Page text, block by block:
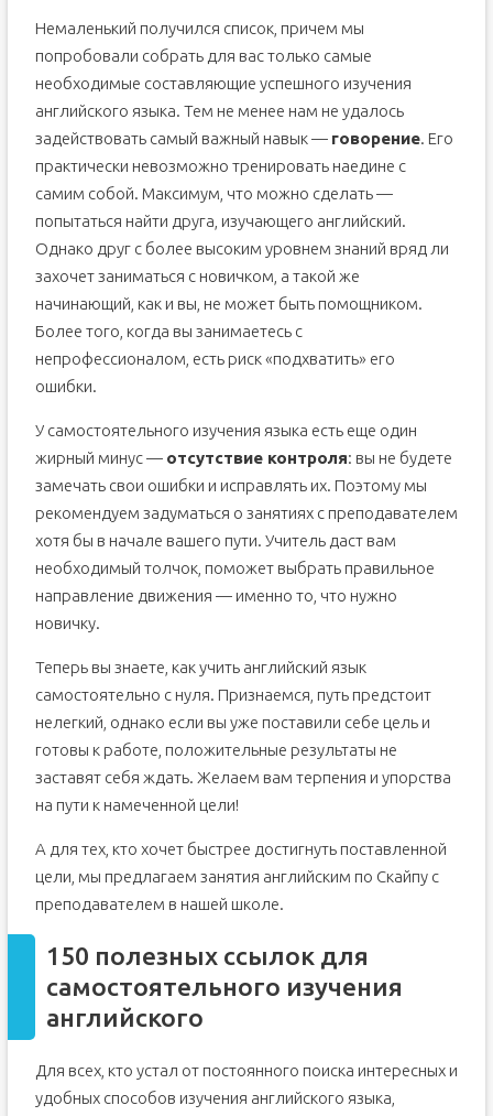
Немаленький получился список, причем мы
попробовали собрать для вас только самые
необходимые составляющие успешного изучения
английского языка. Тем не менее нам не удалось
задействовать самый важный навык — говорение. Его
практически невозможно тренировать наедине с
самим собой. Максимум, что можно сделать —
попытаться найти друга, изучающего английский.
Однако друг с более высоким уровнем знаний вряд ли
захочет заниматься с новичком, а такой же
начинающий, как и вы, не может быть помощником.
Более того, когда вы занимаетесь с
непрофессионалом, есть риск «подхватить» его
ошибки.
У самостоятельного изучения языка есть еще один
жирный минус — отсутствие контроля: вы не будете
замечать свои ошибки и исправлять их. Поэтому мы
рекомендуем задуматься о занятиях с преподавателем
хотя бы в начале вашего пути. Учитель даст вам
необходимый толчок, поможет выбрать правильное
направление движения — именно то, что нужно
новичку.
Теперь вы знаете, как учить английский язык
самостоятельно с нуля. Признаемся, путь предстоит
нелегкий, однако если вы уже поставили себе цель и
готовы к работе, положительные результаты не
заставят себя ждать. Желаем вам терпения и упорства
на пути к намеченной цели!
А для тех, кто хочет быстрее достигнуть поставленной
цели, мы предлагаем занятия английским по Скайпу с
преподавателем в нашей школе.
150 полезных ссылок для
самостоятельного изучения
английского
Для всех, кто устал от постоянного поиска интересных и
удобных способов изучения английского языка,